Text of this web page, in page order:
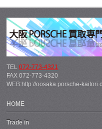
TEL072-773-4321
FAX 072-773-4320
WEB:http://oosaka.porsche-
HOME
Trade in